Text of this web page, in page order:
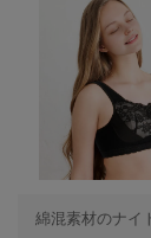
綿混素材のナイ